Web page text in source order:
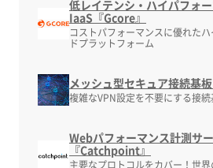
低レイテンシ・ハイパフォ
IaaS『Gcore』
コストパフォーマンスに優れた
ドプラットフォーム
メッシュ型セキュア接続基
複雑なVPN設定を不要にする接
Webパフォーマンス計測サ
『Catchpoint』
主要なプロトコルをカバー！世